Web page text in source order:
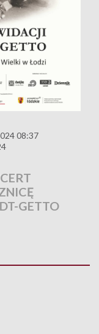
08:37
GETTO